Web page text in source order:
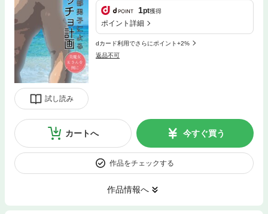
試し読み
1pt獲得
ポイント詳細
dカード利用でさらにポイント+2%
返品不可
カートへ 今すぐ買う
作品をチェックする
作品情報へ